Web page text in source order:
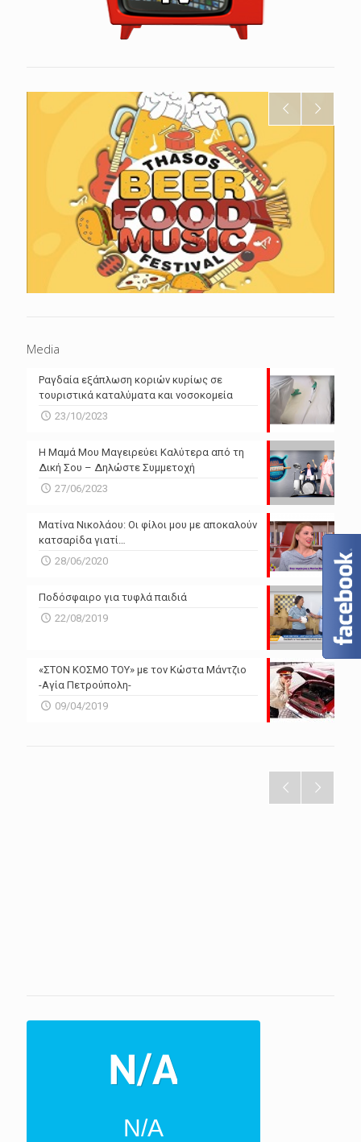
Media
Ραγδαία εξάπλωση κοριών κυρίως σε
τουριστικά καταλύματα και νοσοκομεία
23/10/2023
Η Μαμά Μου Μαγειρεύει Καλύτερα από τη
Δική Σου – Δηλώστε Συμμετοχή
27/06/2023
Ματίνα Νικολάου: Οι φίλοι μου με αποκαλούν
κατσαρίδα γιατί…
28/06/2020
Ποδόσφαιρο για τυφλά παιδιά
22/08/2019
«ΣΤΟΝ ΚΟΣΜΟ ΤΟΥ» με τον Κώστα Μάντζιο
-Αγία Πετρούπολη-
09/04/2019
N/A